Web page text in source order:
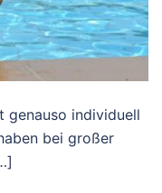
genauso individuell
bei großer